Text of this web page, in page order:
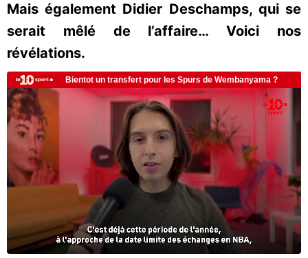
Mais également Didier Deschamps, qui se
serait mêlé de l’affaire… Voici nos
révélations.